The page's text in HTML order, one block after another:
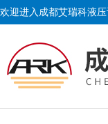
欢迎进入成都艾瑞科液压